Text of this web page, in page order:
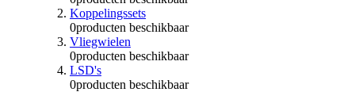
Koppelingssets
0producten beschikbaar
Vliegwielen
0producten beschikbaar
LSD's
0producten beschikbaar